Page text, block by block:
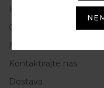
Kako do nas
Opće Informacije i
Načini plaćanja
Kontaktirajte nas
Dostava